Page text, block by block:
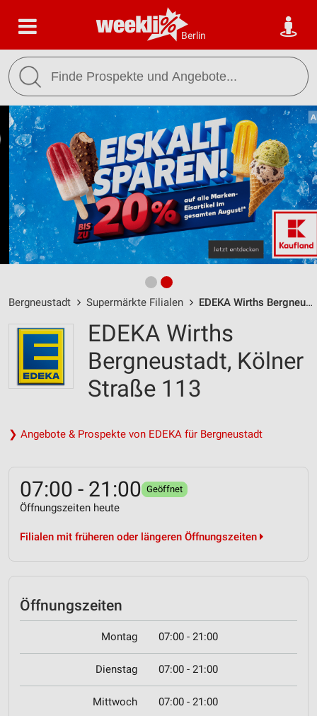
Berlin
Bergneustadt Supermärkte Filialen EDEKA Wirths Bergneustadt / Kölner Straße 113 - Öffnungszeiten & Adresse
EDEKA Wirths
Bergneustadt, Kölner
Straße 113
❯ Angebote & Prospekte von EDEKA für Bergneustadt
07:00 - 21:00 Geöffnet
Öffnungszeiten heute
Filialen mit früheren oder längeren Öffnungszeiten
Öffnungszeiten
Montag 07:00 - 21:00
Dienstag 07:00 - 21:00
Mittwoch 07:00 - 21:00